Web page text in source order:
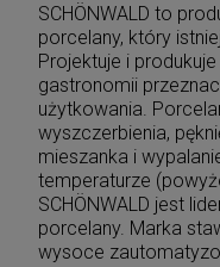
SCHÖNWALD to
porcelany, który
Projektuje i
gastronomii
użytkowania.
wyszczerbienia,
mieszanka i
temperaturze
SCHÖNWALD jest
porcelany. Marka
wysoce